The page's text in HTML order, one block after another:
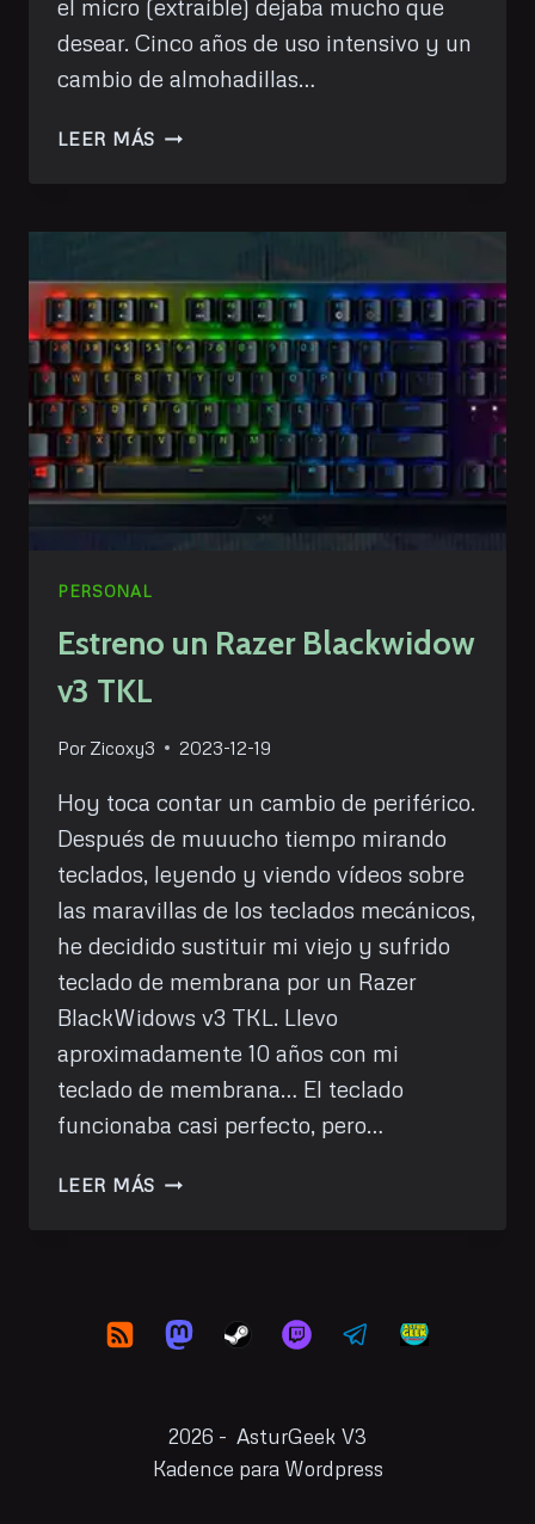
el micro (extraíble) dejaba mucho que
desear. Cinco años de uso intensivo y un
cambio de almohadillas…
LEER MÁS MIS
X
HYPERSPEED
PERSONAL
Estreno un Razer Blackwidow
v3 TKL
Por Zicoxy3 2023-12-19
Hoy toca contar un cambio de periférico.
Después de muuucho tiempo mirando
teclados, leyendo y viendo vídeos sobre
las maravillas de los teclados mecánicos,
he decidido sustituir mi viejo y sufrido
teclado de membrana por un Razer
BlackWidows v3 TKL. Llevo
aproximadamente 10 años con mi
teclado de membrana… El teclado
funcionaba casi perfecto, pero…
LEER MÁS ESTRENO
TKL
2026 - AsturGeek V3
Kadence para Wordpress